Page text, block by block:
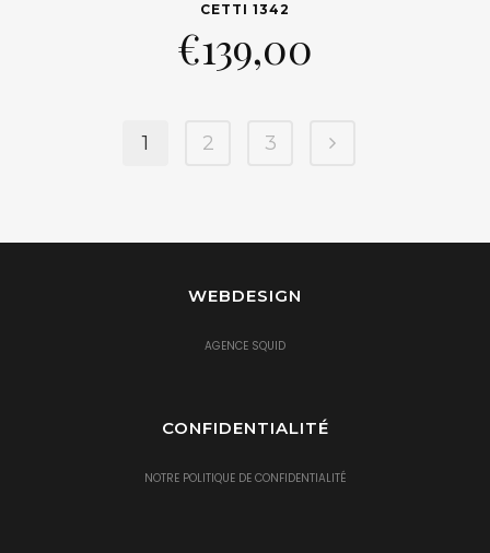
CETTI 1342
€139,00
1 2 3
WEBDESIGN
AGENCE SQUID
CONFIDENTIALITÉ
NOTRE POLITIQUE DE CONFIDENTIALITÉ